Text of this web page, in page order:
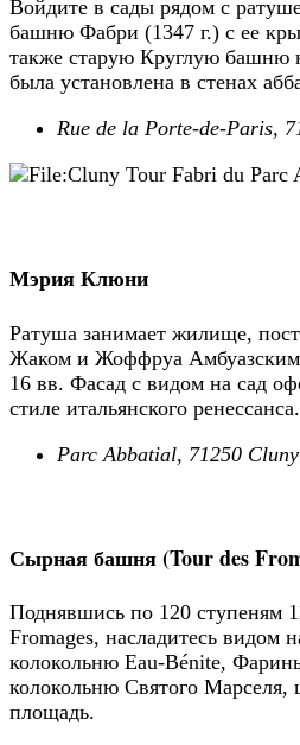
Войдите в сады рядом с
башню Фабри (1347 г.) с ее
также старую Круглую башню
была установлена в стенах
Rue de la Porte-de-Paris,
Мэрия Клюни
Ратуша занимает жилище,
Жаком и Жоффруа
16 вв. Фасад с видом на сад
стиле итальянского ренессанса.
Parc Abbatial, 71250 Cluny
Сырная башня (Tour des
Поднявшись по 120 ступеням
Fromages, насладитесь видом
колокольню Eau-Bénite,
колокольню Святого Марселя,
площадь.